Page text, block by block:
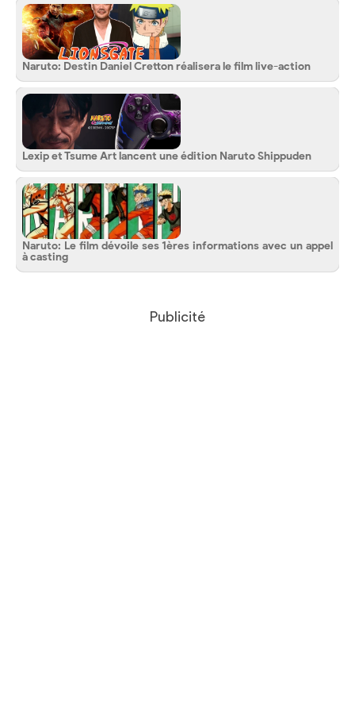
Naruto: Destin Daniel Cretton réalisera le film live-action
Lexip et Tsume Art lancent une édition Naruto Shippuden
Naruto: Le film dévoile ses 1ères informations avec un appel
à casting
Publicité